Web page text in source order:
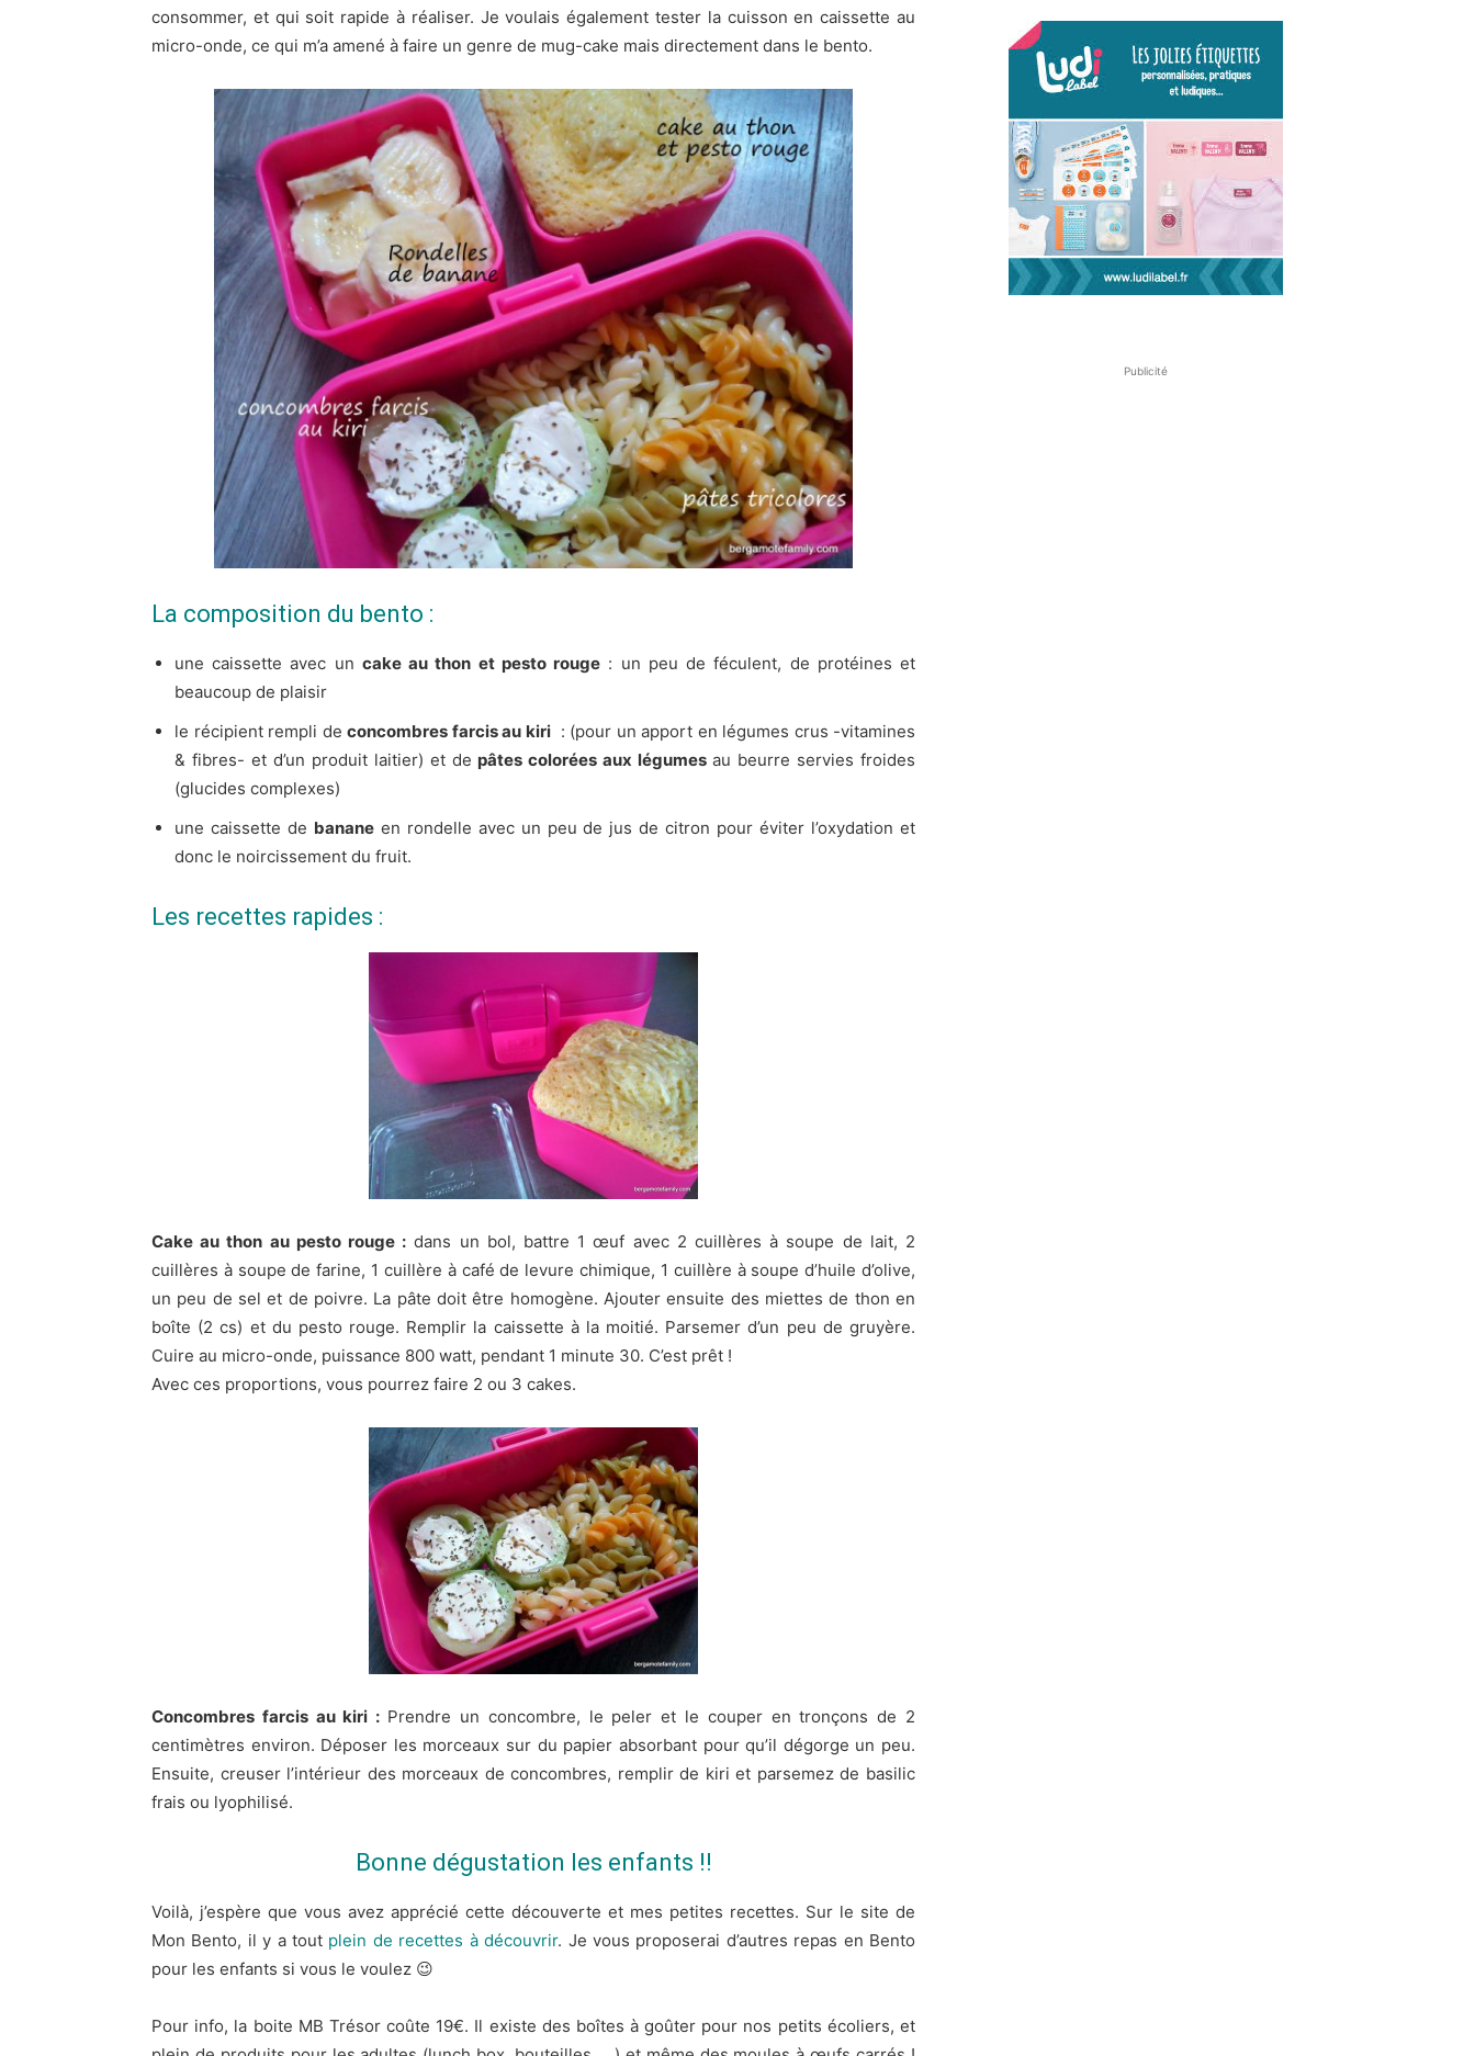
consommer, et qui soit rapide à réaliser. Je voulais également tester la cuisson en caissette au
micro-onde, ce qui m’a amené à faire un genre de mug-cake mais directement dans le bento.
La composition du bento :
une caissette avec un cake au thon et pesto rouge : un peu de féculent, de protéines et
beaucoup de plaisir
le récipient rempli de concombres farcis au kiri: (pour un apport en légumes crus -vitamines
& fibres- et d’un produit laitier) et de pâtes colorées aux légumesau beurre servies froides
(glucides complexes)
une caissette de bananeen rondelle avec un peu de jus de citron pour éviter l’oxydation et
donc le noircissement du fruit.
Les recettes rapides :
Cake au thon au pesto rouge : dans un bol, battre 1 œuf avec 2 cuillères à soupe de lait, 2
cuillères à soupe de farine, 1 cuillère à café de levure chimique, 1 cuillère à soupe d’huile d’olive,
un peu de sel et de poivre. La pâte doit être homogène. Ajouter ensuite des miettes de thon en
boîte (2 cs) et du pesto rouge. Remplir la caissette à la moitié. Parsemer d’un peu de gruyère.
Cuire au micro-onde, puissance 800 watt, pendant 1 minute 30. C’est prêt !
Avec ces proportions, vous pourrez faire 2 ou 3 cakes.
Concombres farcis au kiri : Prendre un concombre, le peler et le couper en tronçons de 2
centimètres environ. Déposer les morceaux sur du papier absorbant pour qu’il dégorge un peu.
Ensuite, creuser l’intérieur des morceaux de concombres, remplir de kiri et parsemez de basilic
frais ou lyophilisé.
Bonne dégustation les enfants !!
Voilà, j’espère que vous avez apprécié cette découverte et mes petites recettes. Sur le site de
Mon Bento, il y a tout plein de recettes à découvrir. Je vous proposerai d’autres repas en Bento
pour les enfants si vous le voulez 😉
Pour info, la boite MB Trésor coûte 19€. Il existe des boîtes à goûter pour nos petits écoliers, et
Publicité